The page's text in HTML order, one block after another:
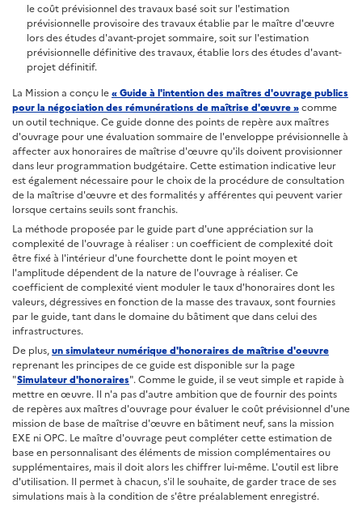
le coût prévisionnel des travaux basé soit sur l'estimation
prévisionnelle provisoire des travaux établie par le maître d'œuvre
lors des études d'avant-projet sommaire, soit sur l'estimation
prévisionnelle définitive des travaux, établie lors des études d'avant-
projet définitif.
La Mission a conçu le« Guide à l'intention des maîtres d'ouvrage publics
pour la négociation des rémunérations de maîtrise d'œuvre »comme
un outil technique. Ce guide donne des points de repère aux maîtres
d'ouvrage pour une évaluation sommaire de l'enveloppe prévisionnelle à
affecter aux honoraires de maîtrise d'œuvre qu'ils doivent provisionner
dans leur programmation budgétaire. Cette estimation indicative leur
est également nécessaire pour le choix de la procédure de consultation
de la maîtrise d'œuvre et des formalités y afférentes qui peuvent varier
lorsque certains seuils sont franchis.
La méthode proposée par le guide part d'une appréciation sur la
complexité de l'ouvrage à réaliser : un coefficient de complexité doit
être fixé à l'intérieur d'une fourchette dont le point moyen et
l'amplitude dépendent de la nature de l'ouvrage à réaliser. Ce
coefficient de complexité vient moduler le taux d'honoraires dont les
valeurs, dégressives en fonction de la masse des travaux, sont fournies
par le guide, tant dans le domaine du bâtiment que dans celui des
infrastructures.
De plus,un simulateur numérique d'honoraires de maîtrise d'oeuvre
reprenant les principes de ce guide est disponible sur la page
"Simulateur d'honoraires". Comme le guide, il se veut simple et rapide à
mettre en œuvre. Il n'a pas d'autre ambition que de fournir des points
de repères aux maîtres d'ouvrage pour évaluer le coût prévisionnel d'une
mission de base de maîtrise d'œuvre en bâtiment neuf, sans la mission
EXE ni OPC. Le maître d'ouvrage peut compléter cette estimation de
base en personnalisant des éléments de mission complémentaires ou
supplémentaires, mais il doit alors les chiffrer lui-même. L'outil est libre
d'utilisation. Il permet à chacun, s'il le souhaite, de garder trace de ses
simulations mais à la condition de s'être préalablement enregistré.